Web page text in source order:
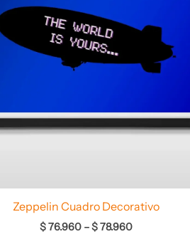
Zeppelin Cuadro Decorativo
$76.960 –$78.960